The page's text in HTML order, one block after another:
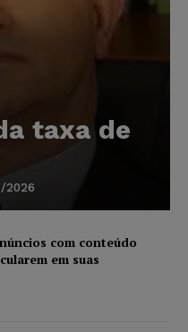
taxa de
2026
com conteúdo
em suas